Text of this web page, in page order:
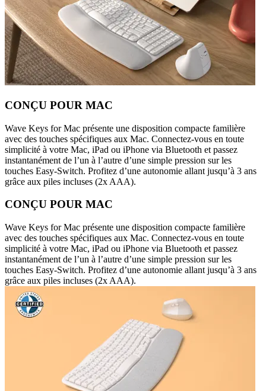
CONÇU POUR MAC
Wave Keys for Mac présente une disposition compacte familière
avec des touches spécifiques aux Mac. Connectez-vous en toute
simplicité à votre Mac, iPad ou iPhone via Bluetooth et passez
instantanément de l’un à l’autre d’une simple pression sur les
touches Easy-Switch. Profitez d’une autonomie allant jusqu’à 3 ans
grâce aux piles incluses (2x AAA).
CONÇU POUR MAC
Wave Keys for Mac présente une disposition compacte familière
avec des touches spécifiques aux Mac. Connectez-vous en toute
simplicité à votre Mac, iPad ou iPhone via Bluetooth et passez
instantanément de l’un à l’autre d’une simple pression sur les
touches Easy-Switch. Profitez d’une autonomie allant jusqu’à 3 ans
grâce aux piles incluses (2x AAA).